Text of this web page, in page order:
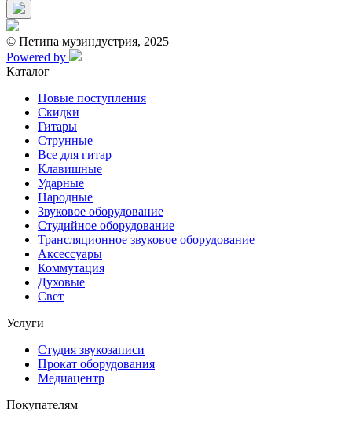
© Петипа музиндустрия, 2025
Powered by
Каталог
Новые поступления
Скидки
Гитары
Струнные
Все для гитар
Клавишные
Ударные
Народные
Звуковое оборудование
Студийное оборудование
Трансляционное звуковое оборудование
Аксессуары
Коммутация
Духовые
Свет
Услуги
Студия звукозаписи
Прокат оборудования
Медиацентр
Покупателям